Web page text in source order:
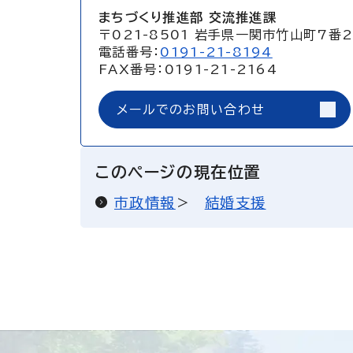
まちづくり推進部 交流推進課
〒021-8501 岩手県一関市竹山町7番
電話番号： 0191-21-8194
FAX番号：0191-21-2164
メールでのお問い合わせ
このページの現在位置
市政情報 結婚支援